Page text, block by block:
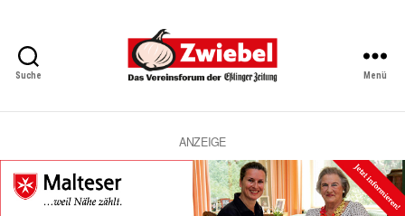
Suche
Vereinsforum
Eßlinger
Zeitung
Menü
ANZEIGE